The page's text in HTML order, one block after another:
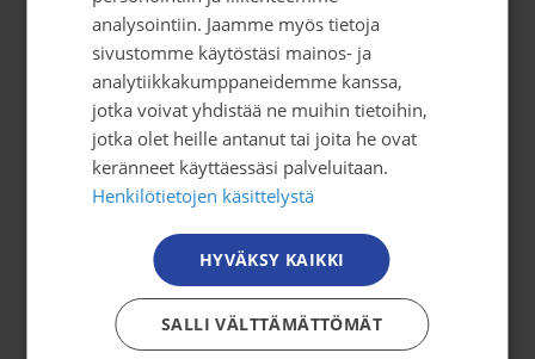
puh. 09 135 331
tiedotus@cancer.fi
Tilaa uutiskirje
Tule mukaan
Mitä me teemme?
Jäsenyys
analysointiin. Jaamme myös tietoja
sivustomme käytöstäsi mainos- ja
analytiikkakumppaneidemme kanssa,
jotka voivat yhdistää ne muihin tietoihin,
jotka olet heille antanut tai joita he ovat
keränneet käyttäessäsi palveluitaan.
Henkilötietojen käsittelystä
HYVÄKSY KAIKKI
SALLI VÄLTTÄMÄTTÖMÄT